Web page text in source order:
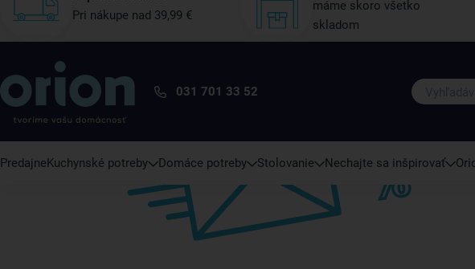
Pri nákupe nad 39,99 €
máme skoro všetko
skladom
031 701 33 52
PredajneKuchynské potreby Domáce potreby Stolovanie Nechajte sa inšpirovať